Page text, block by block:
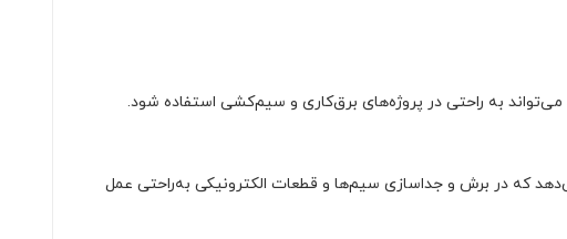
می‌دهد که در برش و جداسازی سیم‌ها و قطعات الکترونیکی به‌راحتی عمل